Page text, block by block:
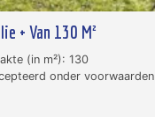
+ Van 130 M²
(in m²): 130
onder voorwaarden